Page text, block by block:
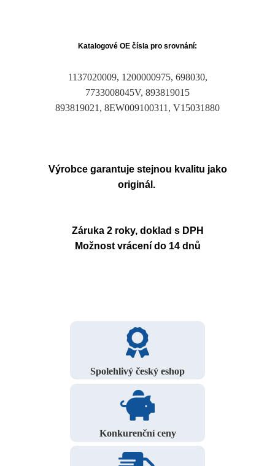
Katalogové OE čísla pro srovnání:
1137020009, 1200000975, 698030,
7733008045V, 893819015
893819021, 8EW009100311, V15031880
Výrobce garantuje stejnou kvalitu jako
originál.
Záruka 2 roky, doklad s DPH
Možnost vrácení do 14 dnů
Spolehlivý český eshop
Konkurenční ceny